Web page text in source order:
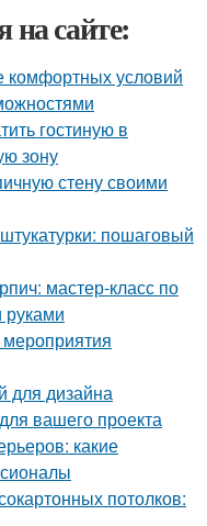
на сайте:
комфортных условий
гостиную в
зону
стену своими
пошаговый
мастер-класс по
руками
для дизайна
вашего проекта
какие
потолков: